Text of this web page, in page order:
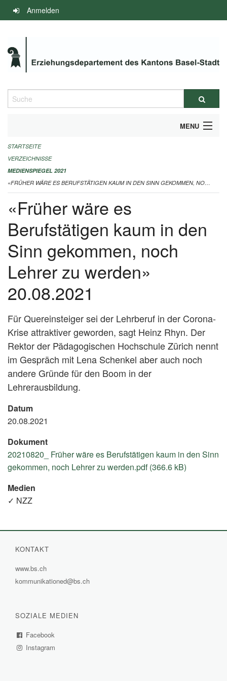
Navigation
überspringen
Anmelden
Suche
MENU
INFOS ZUM ED-MEDIENSPIEGEL
IMPRESSUM
STARTSEITE
VERZEICHNISSE
MEDIENSPIEGEL 2021
«FRÜHER WÄRE ES BERUFSTÄTIGEN KAUM IN DEN SINN GEKOMMEN, NOCH LEHRER ZU WERDEN» 20.08.2021
«Früher wäre es
Berufstätigen kaum in den
Sinn gekommen, noch
Lehrer zu werden»
20.08.2021
Für Quereinsteiger sei der Lehrberuf in der Corona-
Krise attraktiver geworden, sagt Heinz Rhyn. Der
Rektor der Pädagogischen Hochschule Zürich nennt
im Gespräch mit Lena Schenkel aber auch noch
andere Gründe für den Boom in der
Lehrerausbildung.
Datum
20.08.2021
Dokument
20210820_ Früher wäre es Berufstätigen kaum in den Sinn
gekommen, noch Lehrer zu werden.pdf (366.6 kB)
Medien
✓ NZZ
KONTAKT
www.bs.ch
Link)
kommunikationed@bs.ch
SOZIALE MEDIEN
Facebook
Instagram